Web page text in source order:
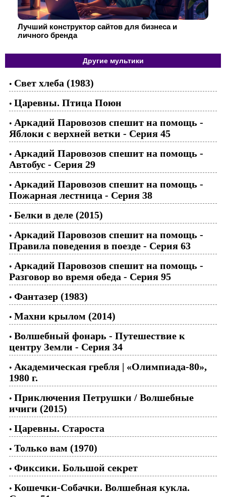
Лучший конструктор сайтов для бизнеса и
личного бренда
Другие мультики
• Свет хлеба (1983)
• Царевны. Птица Поюн
• Аркадий Паровозов спешит на помощь -
Яблоки с верхней ветки - Cерия 45
• Аркадий Паровозов спешит на помощь -
Автобус - Серия 29
• Аркадий Паровозов спешит на помощь -
Пожарная лестница - Серия 38
• Белки в деле (2015)
• Аркадий Паровозов спешит на помощь -
Правила поведения в поезде - Серия 63
• Аркадий Паровозов спешит на помощь -
Разговор во время обеда - Серия 95
• Фантазер (1983)
• Махни крылом (2014)
• Волшебный фонарь - Путешествие к
центру Земли - Серия 34
• Академическая гребля | «Олимпиада-80»,
1980 г.
• Приключения Петрушки / Волшебные
ичиги (2015)
• Царевны. Староста
• Только вам (1970)
• Фиксики. Большой секрет
• Кошечки-Собачки. Волшебная кукла.